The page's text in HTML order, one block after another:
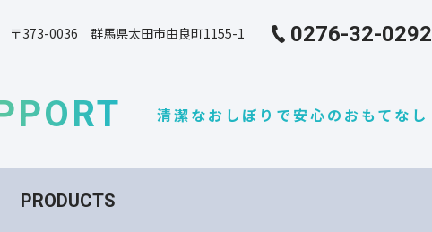
〒373-0036 群馬県太田市由良町1155-1 0276-32-0292
清潔なおしぼりで安心のおもてなし
PRODUCTS